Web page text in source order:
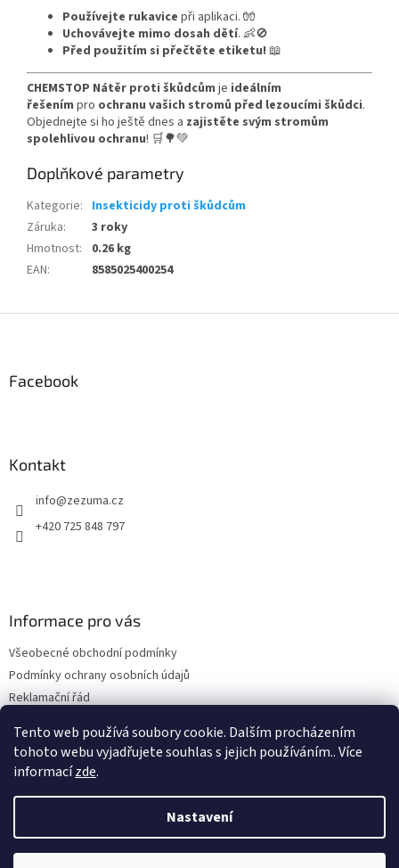
Tento web používá soubory cookie. Dalším procházením
tohoto webu vyjadřujete souhlas s jejich používáním.. Více
informacízde.
Nastavení
Používejte rukavice při aplikaci. 🧤
Uchovávejte mimo dosah dětí. 👶🚫
Před použitím si přečtěte etiketu! 📖
CHEMSTOP Nátěr proti škůdcům je ideálním
řešením pro ochranu vašich stromů před lezoucími škůdci.
Objednejte si ho ještě dnes a zajistěte svým stromům
spolehlivou ochranu! 🛒🌳💚
Doplňkové parametry
Kategorie: Insekticidy proti škůdcům
Záruka:
3 roky
Hmotnost:
0.26 kg
EAN: 8585025400254
Facebook
Kontakt
info@zezuma.cz
+420 725 848 797
Informace pro vás
Všeobecné obchodní podmínky
Podmínky ochrany osobních údajů
Reklamační řád
Napište nám
Vytvořil Shoptet